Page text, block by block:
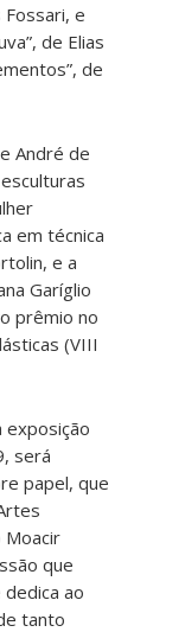
Fossari, e
de Elias
de
André de
em técnica
e a
Garíglio
prêmio no
(VIII
exposição
será
papel, que
Moacir
que
ao
tanto